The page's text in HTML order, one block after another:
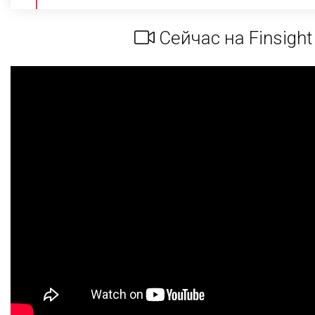
Сейчас на Finsight